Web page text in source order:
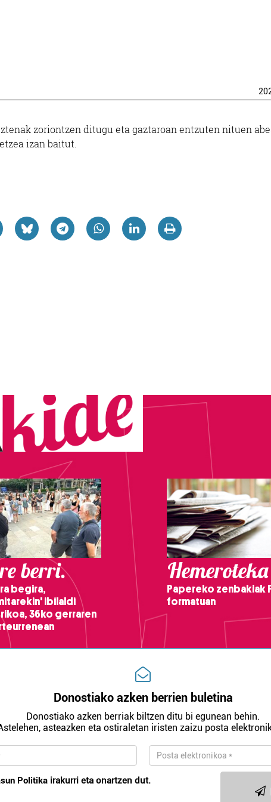
zoriontzen ditugu eta gaztaroan entzuten nituen
izan baitut.
berri.
begira,
ibilaldi
36ko gerraren
Hemeroteka
Papereko zenbakiak
formatuan
Donostiako azken berrien buletina
Donostiako azken berriak biltzen ditu bi egunean behin.
asteazken eta ostiraletan iristen zaizu posta
Politika irakurri eta onartzen dut.